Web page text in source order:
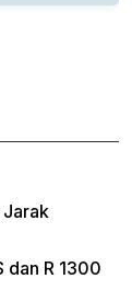
Jarak
dan R 1300